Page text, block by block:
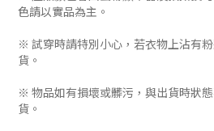
色請以實品為主。
※ 試穿時請特別小心，若衣物上沾有
貨。
※ 物品如有損壞或髒污，與出貨時狀
貨。